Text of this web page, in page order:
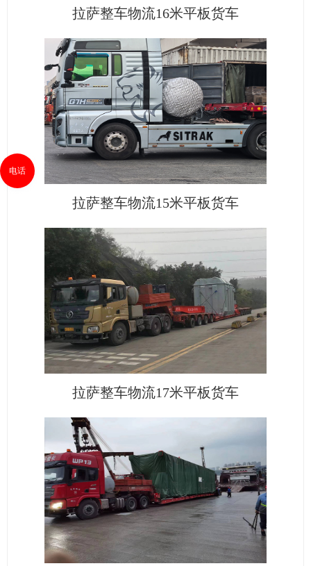
拉萨整车物流16米平板货车
拉萨整车物流15米平板货车
拉萨整车物流17米平板货车
电话